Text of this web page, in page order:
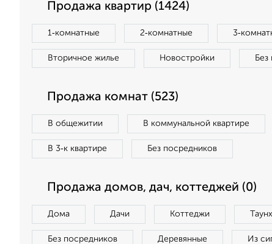
Продажа квартир (1424)
1‑комнатные 2‑комнатные
Вторичное жилье Новостройки Без
Продажа комнат (523)
В общежитии В коммунальной квартире
В 3‑к квартире Без посредников
Продажа домов, дач, коттеджей (0)
Дома Дачи Коттеджи
Без посредников Деревянные Из